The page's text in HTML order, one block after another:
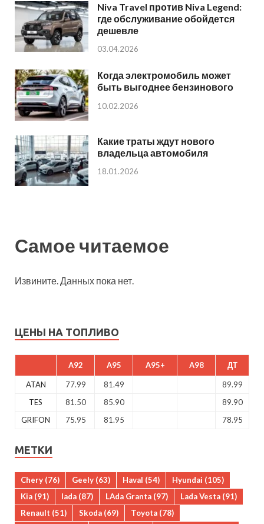
Niva Travel против Niva Legend:
где обслуживание обойдется
дешевле
03.04.2026
Когда электромобиль может
быть выгоднее бензинового
10.02.2026
Какие траты ждут нового
владельца автомобиля
18.01.2026
Самое читаемое
Извините. Данных пока нет.
ЦЕНЫ НА ТОПЛИВО
A92 A95 A95+ A98 ДТ
ATAN 77.99 81.49
89.99
TES
81.50 85.90
89.90
GRIFON
75.95 81.95 78.95
МЕТКИ
Chery (76) Geely (63) Haval (54) Hyundai (105)
Kia (91) lada (87) LAda Granta (97) Lada Vesta (91)
Renault (51) Skoda (69) Toyota (78)